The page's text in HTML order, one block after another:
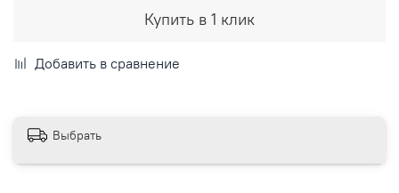
Купить в 1 клик
Добавить в сравнение
Выбрать